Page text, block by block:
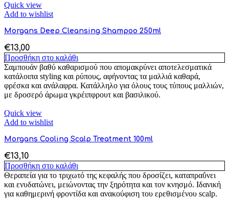
Quick view
Add to wishlist
Morgans Deep Cleansing Shampoo 250ml
€13,00
Προσθήκη στο καλάθι
Σαμπουάν βαθύ καθαρισμού που απομακρύνει αποτελεσματικά
κατάλοιπα styling και ρύπους, αφήνοντας τα μαλλιά καθαρά,
φρέσκα και ανάλαφρα. Κατάλληλο για όλους τους τύπους μαλλιών,
με δροσερό άρωμα γκρέιπφρουτ και βασιλικού.
Quick view
Add to wishlist
Morgans Cooling Scalp Treatment 100ml
€13,10
Προσθήκη στο καλάθι
Θεραπεία για το τριχωτό της κεφαλής που δροσίζει, καταπραΰνει
και ενυδατώνει, μειώνοντας την ξηρότητα και τον κνησμό. Ιδανική
για καθημερινή φροντίδα και ανακούφιση του ερεθισμένου scalp.